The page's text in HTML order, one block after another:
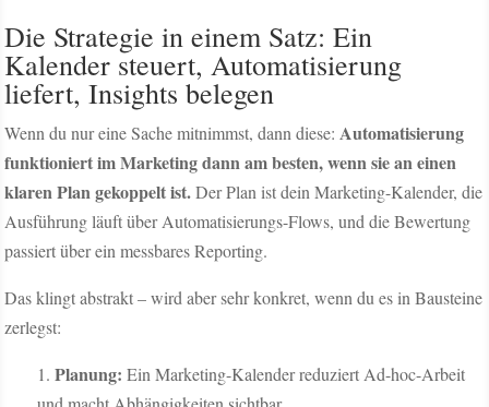
Die Strategie in einem Satz: Ein
Kalender steuert, Automatisierung
liefert, Insights belegen
Wenn du nur eine Sache mitnimmst, dann diese: Automatisierung
funktioniert im Marketing dann am besten, wenn sie an einen
klaren Plan gekoppelt ist.Der Plan ist dein Marketing-Kalender, die
Ausführung läuft über Automatisierungs-Flows, und die Bewertung
passiert über ein messbares Reporting.
Das klingt abstrakt – wird aber sehr konkret, wenn du es in Bausteine
zerlegst:
Planung: Ein Marketing-Kalender reduziert Ad-hoc-Arbeit